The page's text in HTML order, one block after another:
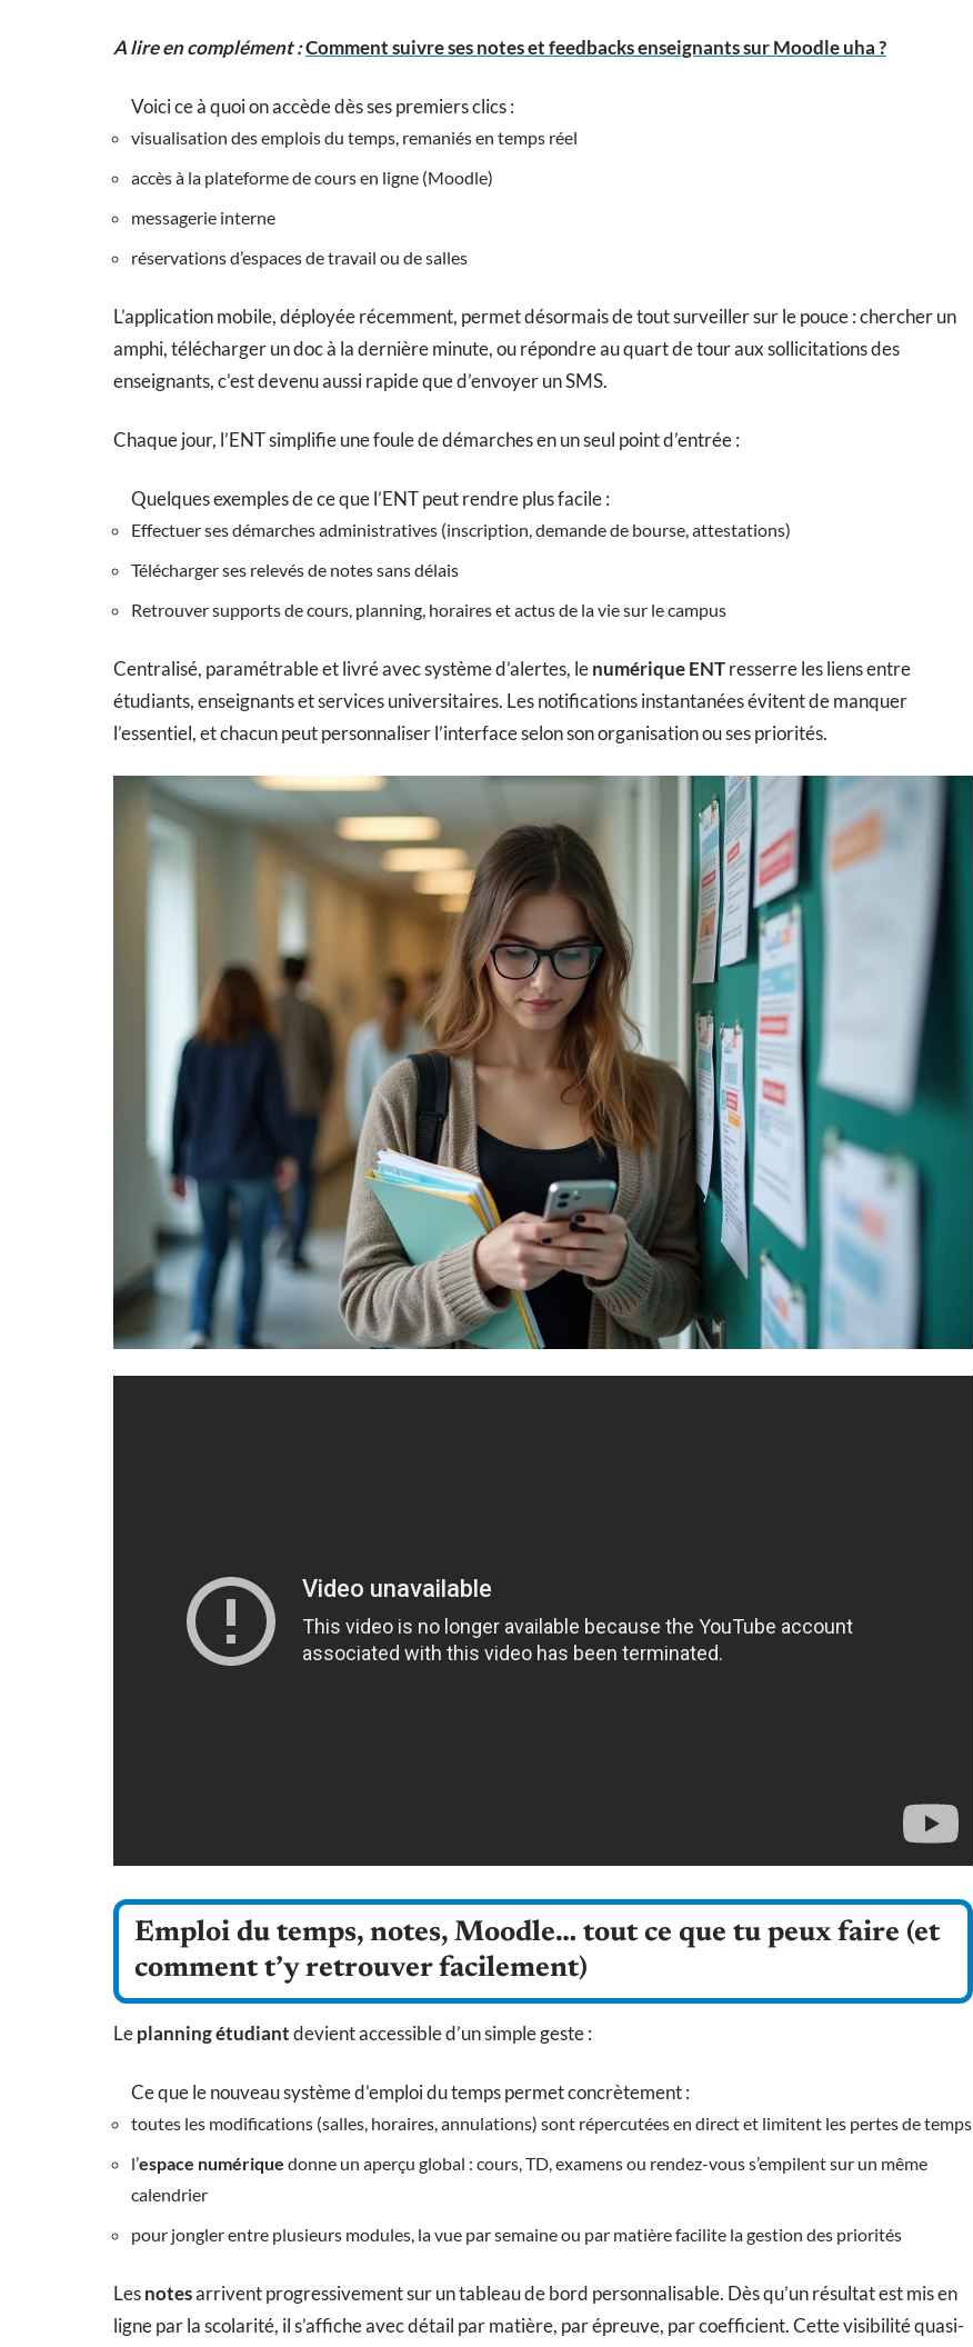
A lire en complément :Comment suivre ses notes et feedbacks enseignants sur Moodle uha ?
Voici ce à quoi on accède dès ses premiers clics :
visualisation des emplois du temps, remaniés en temps réel
accès à la plateforme de cours en ligne (Moodle)
messagerie interne
réservations d’espaces de travail ou de salles
L’application mobile, déployée récemment, permet désormais de tout surveiller sur le pouce : chercher un
amphi, télécharger un doc à la dernière minute, ou répondre au quart de tour aux sollicitations des
enseignants, c’est devenu aussi rapide que d’envoyer un SMS.
Chaque jour, l’ENT simplifie une foule de démarches en un seul point d’entrée :
Quelques exemples de ce que l’ENT peut rendre plus facile :
Effectuer ses démarches administratives (inscription, demande de bourse, attestations)
Télécharger ses relevés de notes sans délais
Retrouver supports de cours, planning, horaires et actus de la vie sur le campus
Centralisé, paramétrable et livré avec système d’alertes, lenumérique ENTresserre les liens entre
étudiants, enseignants et services universitaires. Les notifications instantanées évitent de manquer
l’essentiel, et chacun peut personnaliser l’interface selon son organisation ou ses priorités.
Emploi du temps, notes, Moodle… tout ce que tu peux faire (et
comment t’y retrouver facilement)
Leplanning étudiantdevient accessible d’un simple geste :
Ce que le nouveau système d’emploi du temps permet concrètement :
toutes les modifications (salles, horaires, annulations) sont répercutées en direct et limitent les pertes de temps
l’espace numérique donne un aperçu global : cours, TD, examens ou rendez-vous s’empilent sur un même
calendrier
pour jongler entre plusieurs modules, la vue par semaine ou par matière facilite la gestion des priorités
Lesnotesarrivent progressivement sur un tableau de bord personnalisable. Dès qu’un résultat est mis en
ligne par la scolarité, il s’affiche avec détail par matière, par épreuve, par coefficient. Cette visibilité quasi-